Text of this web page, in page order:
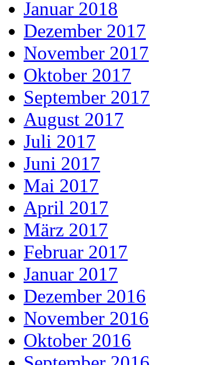
Januar 2018
Dezember 2017
November 2017
Oktober 2017
September 2017
August 2017
Juli 2017
Juni 2017
Mai 2017
April 2017
März 2017
Februar 2017
Januar 2017
Dezember 2016
November 2016
Oktober 2016